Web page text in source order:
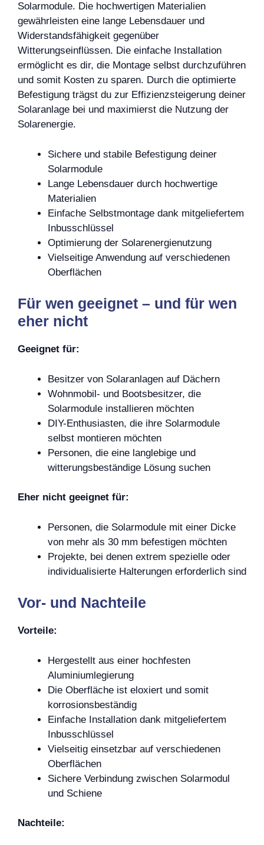
Solarmodule. Die hochwertigen Materialien
gewährleisten eine lange Lebensdauer und
Widerstandsfähigkeit gegenüber
Witterungseinflüssen. Die einfache Installation
ermöglicht es dir, die Montage selbst durchzuführen
und somit Kosten zu sparen. Durch die optimierte
Befestigung trägst du zur Effizienzsteigerung deiner
Solaranlage bei und maximierst die Nutzung der
Solarenergie.
Sichere und stabile Befestigung deiner
Solarmodule
Lange Lebensdauer durch hochwertige
Materialien
Einfache Selbstmontage dank mitgeliefertem
Inbusschlüssel
Optimierung der Solarenergienutzung
Vielseitige Anwendung auf verschiedenen
Oberflächen
Für wen geeignet – und für wen
eher nicht
Geeignet für:
Besitzer von Solaranlagen auf Dächern
Wohnmobil- und Bootsbesitzer, die
Solarmodule installieren möchten
DIY-Enthusiasten, die ihre Solarmodule
selbst montieren möchten
Personen, die eine langlebige und
witterungsbeständige Lösung suchen
Eher nicht geeignet für:
Personen, die Solarmodule mit einer Dicke
von mehr als 30 mm befestigen möchten
Projekte, bei denen extrem spezielle oder
individualisierte Halterungen erforderlich sind
Vor- und Nachteile
Vorteile:
Hergestellt aus einer hochfesten
Aluminiumlegierung
Die Oberfläche ist eloxiert und somit
korrosionsbeständig
Einfache Installation dank mitgeliefertem
Inbusschlüssel
Vielseitig einsetzbar auf verschiedenen
Oberflächen
Sichere Verbindung zwischen Solarmodul
und Schiene
Nachteile: